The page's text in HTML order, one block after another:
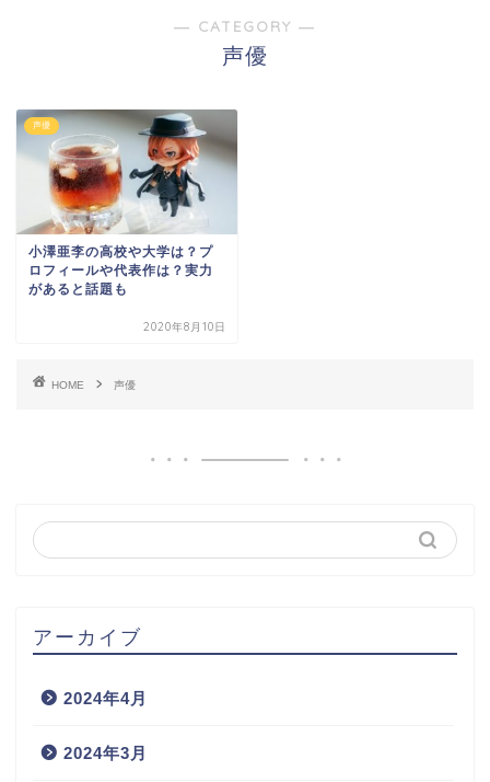
― CATEGORY ―
声優
声優
小澤亜李の高校や大学は？プ
ロフィールや代表作は？実力
があると話題も
2020年8月10日
HOME 声優
アーカイブ
2024年4月
2024年3月